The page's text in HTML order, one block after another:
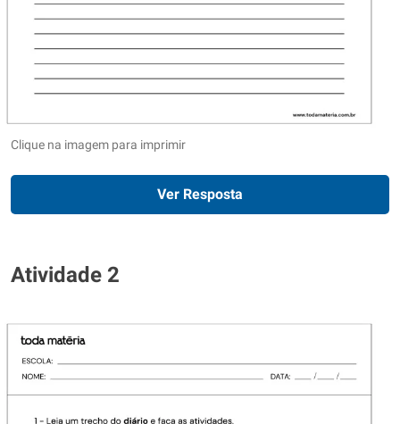
Clique na imagem para imprimir
Ver Resposta
Atividade 2